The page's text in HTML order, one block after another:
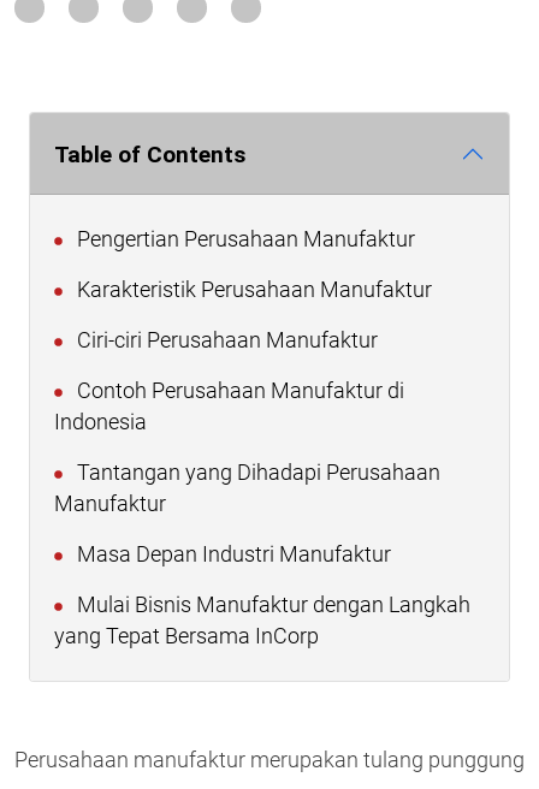
Table of Contents
Pengertian Perusahaan Manufaktur
Karakteristik Perusahaan Manufaktur
Ciri-ciri Perusahaan Manufaktur
Contoh Perusahaan Manufaktur di
Indonesia
Tantangan yang Dihadapi Perusahaan
Manufaktur
Masa Depan Industri Manufaktur
Mulai Bisnis Manufaktur dengan Langkah
yang Tepat Bersama InCorp
Perusahaan manufaktur merupakan tulang punggung